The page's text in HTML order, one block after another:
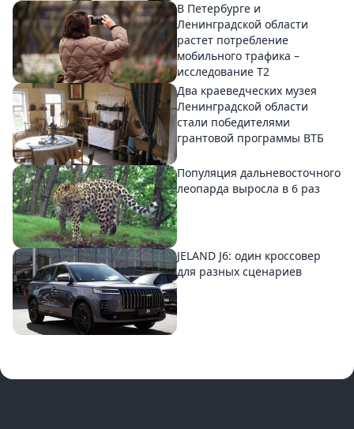
В Петербурге и
Ленинградской области
растет потребление
мобильного трафика –
исследование T2
Два краеведческих музея
Ленинградской области
стали победителями
грантовой программы ВТБ
Популяция дальневосточного
леопарда выросла в 6 раз
JELAND J6: один кроссовер
для разных сценариев